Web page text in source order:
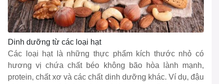
Dinh dưỡng từ các loại hạt
Các loại hạt là những thực phẩm kích thước nhỏ có
hương vị chứa chất béo không bão hòa lành mạnh,
protein, chất xơ và các chất dinh dưỡng khác. Ví dụ, đậu